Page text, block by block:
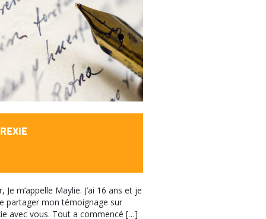
Je m’appelle Maylie. J’ai 16 ans et je
partager mon témoignage sur
avec vous. Tout a commencé […]